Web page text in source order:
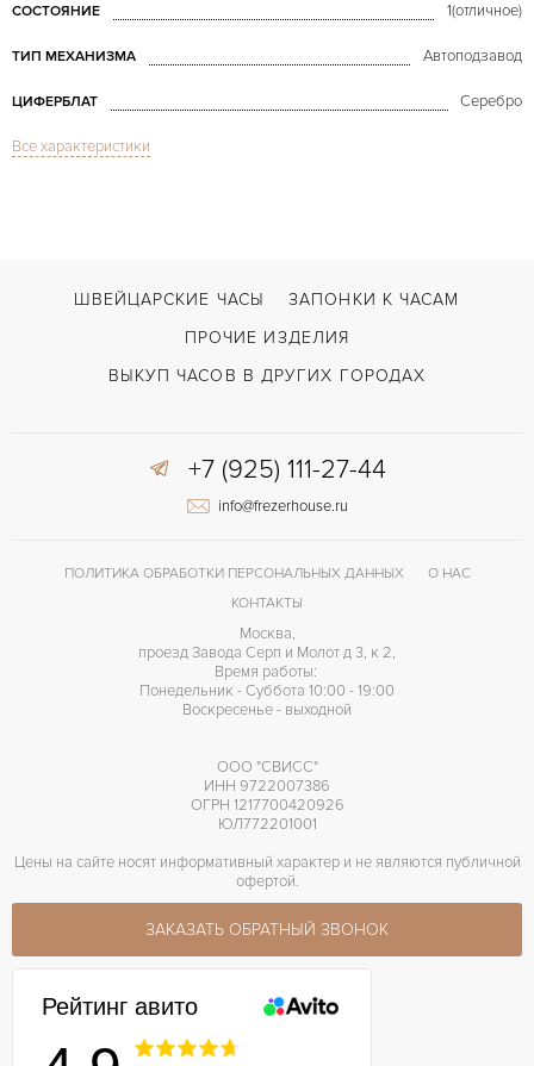
СОСТОЯНИЕ 1(отличное)
ТИП МЕХАНИЗМА Автоподзавод
ЦИФЕРБЛАТ Серебро
СТЕКЛО
ВОЗМОЖНОСТИ ДОСТАВКИ С документами, С футляром
Двойной сложности застежка
Все характеристики
ШВЕЙЦАРСКИЕ ЧАСЫ
ЗАПОНКИ К ЧАСАМ
ПРОЧИЕ ИЗДЕЛИЯ
ВЫКУП ЧАСОВ В ДРУГИХ ГОРОДАХ
+7 (925) 111-27-44
info@frezerhouse.ru
ПОЛИТИКА ОБРАБОТКИ ПЕРСОНАЛЬНЫХ ДАННЫХ
О НАС
КОНТАКТЫ
Москва,
проезд Завода Серп и Молот д 3, к 2,
Время работы:
Понедельник - Суббота 10:00 - 19:00
Воскресенье - выходной
ООО "СВИСС"
ИНН 9722007386
ОГРН 1217700420926
ЮЛ772201001
Цены на сайте носят информативный характер и не являются публичной
офертой.
ЗАКАЗАТЬ ОБРАТНЫЙ ЗВОНОК
Рейтинг авито